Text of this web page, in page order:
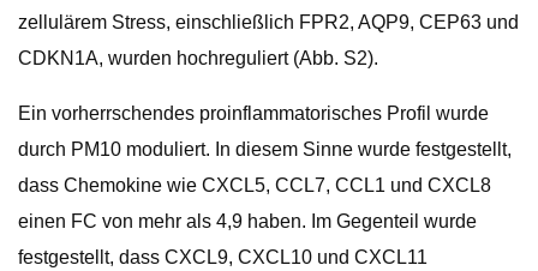
zellulärem Stress, einschließlich FPR2, AQP9, CEP63 und
CDKN1A, wurden hochreguliert (Abb. S2).
Ein vorherrschendes proinflammatorisches Profil wurde
durch PM10 moduliert. In diesem Sinne wurde festgestellt,
dass Chemokine wie CXCL5, CCL7, CCL1 und CXCL8
einen FC von mehr als 4,9 haben. Im Gegenteil wurde
festgestellt, dass CXCL9, CXCL10 und CXCL11